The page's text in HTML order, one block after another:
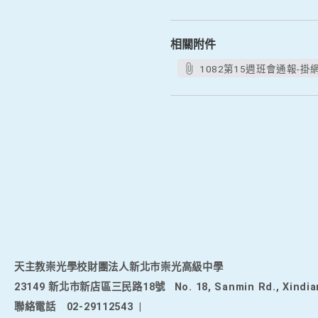
相關附件
1082第15週班會通報-掛
天主教崇光學校財團法人新北市崇光高級中學
23149 新北市新店區三民路18號
No. 18, Sanmin Rd.,
聯絡電話
02-29112543